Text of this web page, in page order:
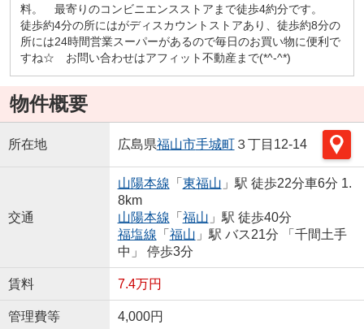
料。 最寄りのコンビニエンスストアまで徒歩4約分です。
徒歩約4分の所にはがディスカウントストアあり、徒歩約8分の
所には24時間営業スーパーがあるので毎日のお買い物に便利で
すね☆ お問い合わせはアフィット不動産まで(*^-^*)
物件概要
所在地 広島県福山市手城町３丁目12-14
交通
山陽本線 「 東福山 」駅 徒歩22分車6分 1.
8km
山陽本線 「 福山 」駅 徒歩40分
福塩線 「 福山 」駅 バス21分 「千間土手
中」 停歩3分
賃料 7.4万円
管理費等 4,000円